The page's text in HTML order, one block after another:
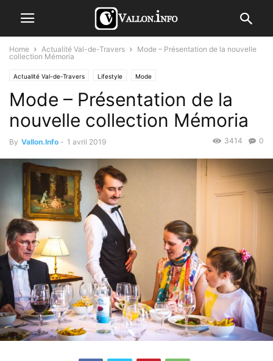
Home Actualité Val-de-Travers
Mode – Présentation de la nouvelle
collection Mémoria
Actualité Val-de-Travers Lifestyle Mode
Mode – Présentation de la
nouvelle collection Mémoria
By Vallon.Info - 1 avril 2019 0
3414